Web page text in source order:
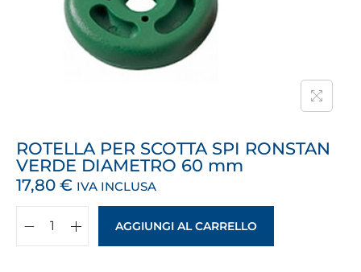
ROTELLA PER SCOTTA SPI RONSTAN
VERDE DIAMETRO 60 mm
17,80 € IVA INCLUSA
AGGIUNGI AL CARRELLO